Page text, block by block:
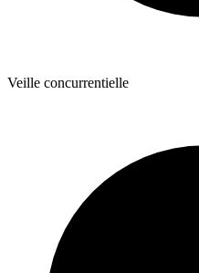
Veille concurrentielle